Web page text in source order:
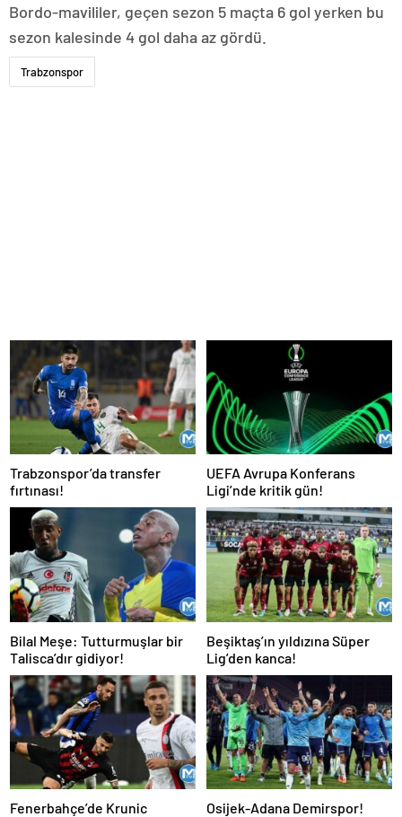
Bordo-mavililer, geçen sezon 5 maçta 6 gol yerken bu
sezon kalesinde 4 gol daha az gördü.
Trabzonspor
Trabzonspor’da transfer
fırtınası!
UEFA Avrupa Konferans
Ligi’nde kritik gün!
Bilal Meşe: Tutturmuşlar bir
Talisca’dır gidiyor!
Beşiktaş’ın yıldızına Süper
Lig’den kanca!
Fenerbahçe’de Krunic
Osijek-Adana Demirspor!